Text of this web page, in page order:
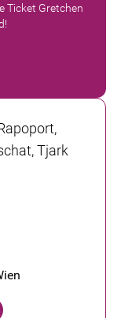
Ticket Gretchen
Tjark